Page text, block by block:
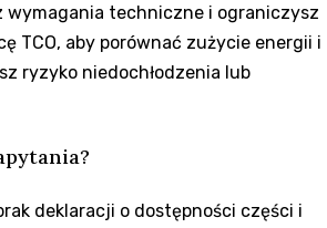
techniczne i ograniczysz
TCO, aby porównać zużycie energii i
ryzyko niedochłodzenia lub
deklaracji o dostępności części i